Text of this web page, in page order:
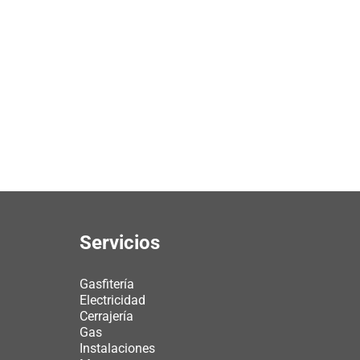
Servicios
Gasfitería
Electricidad
Cerrajería
Gas
Instalaciones